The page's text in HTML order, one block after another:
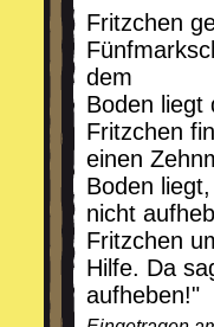
Fritzchen
dem
Boden liegt
Fritzchen
einen
Boden
nicht
Fritzchen
Hilfe. Da
aufheben!"